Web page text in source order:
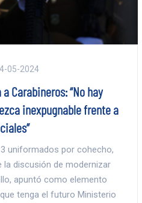
05-2024
Carabineros: “No hay
inexpugnable frente a
uniformados por cohecho,
discusión de modernizar
apuntó como elemento
tenga el futuro Ministerio